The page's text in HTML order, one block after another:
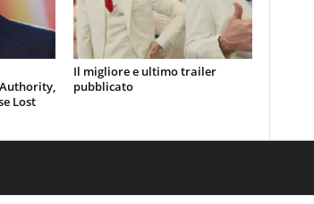
Lost
Il migliore e ultimo trailer
pubblicato